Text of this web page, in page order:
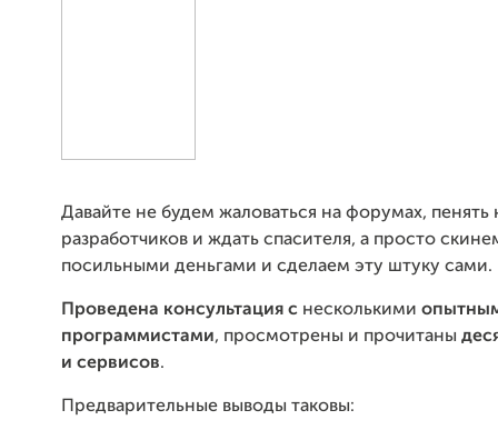
Давайте не будем жаловаться на форумах, пенять
разработчиков и ждать спасителя, а просто
посильными деньгами и сделаем эту штуку сами.
Проведена консультация с несколькими
программистами, просмотрены и прочитаны
и сервисов.
Предварительные выводы таковы: